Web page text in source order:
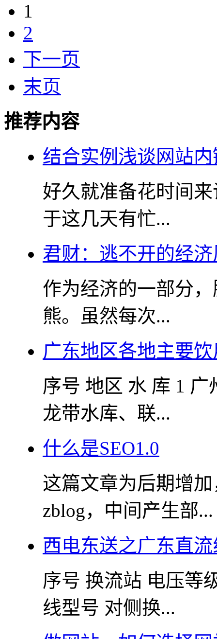
1
2
下一页
末页
推荐内容
结合实例浅谈网站内
好久就准备花时间
于这几天有忙...
君财：逃不开的经
作为经济的一部分
熊。虽然每次...
广东地区各地主要
序号 地区 水 库 1
龙带水库、联...
什么是SEO1.0
这篇文章为后期增
zblog，中间产生部...
西电东送之广东直
序号 换流站 电压等
线型号 对侧换...